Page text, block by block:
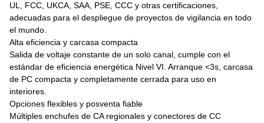
UL, FCC, UKCA, SAA, PSE, CCC y otras certificaciones,
adecuadas para el despliegue de proyectos de vigilancia en todo
el mundo.
Alta eficiencia y carcasa compacta
Salida de voltaje constante de un solo canal, cumple con el
estándar de eficiencia energética Nivel VI. Arranque <3s, carcasa
de PC compacta y completamente cerrada para uso en
interiores.
Opciones flexibles y posventa fiable
Múltiples enchufes de CA regionales y conectores de CC